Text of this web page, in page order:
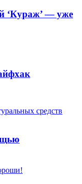
‘Кyраж’ — уже
средств